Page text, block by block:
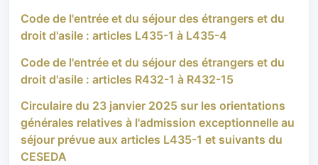
Code de l'entrée et du séjour des étrangers et du
droit d'asile : articles L435-1 à L435-4
Code de l'entrée et du séjour des étrangers et du
droit d'asile : articles R432-1 à R432-15
Circulaire du 23 janvier 2025 sur les orientations
générales relatives à l'admission exceptionnelle au
séjour prévue aux articles L435-1 et suivants du
CESEDA